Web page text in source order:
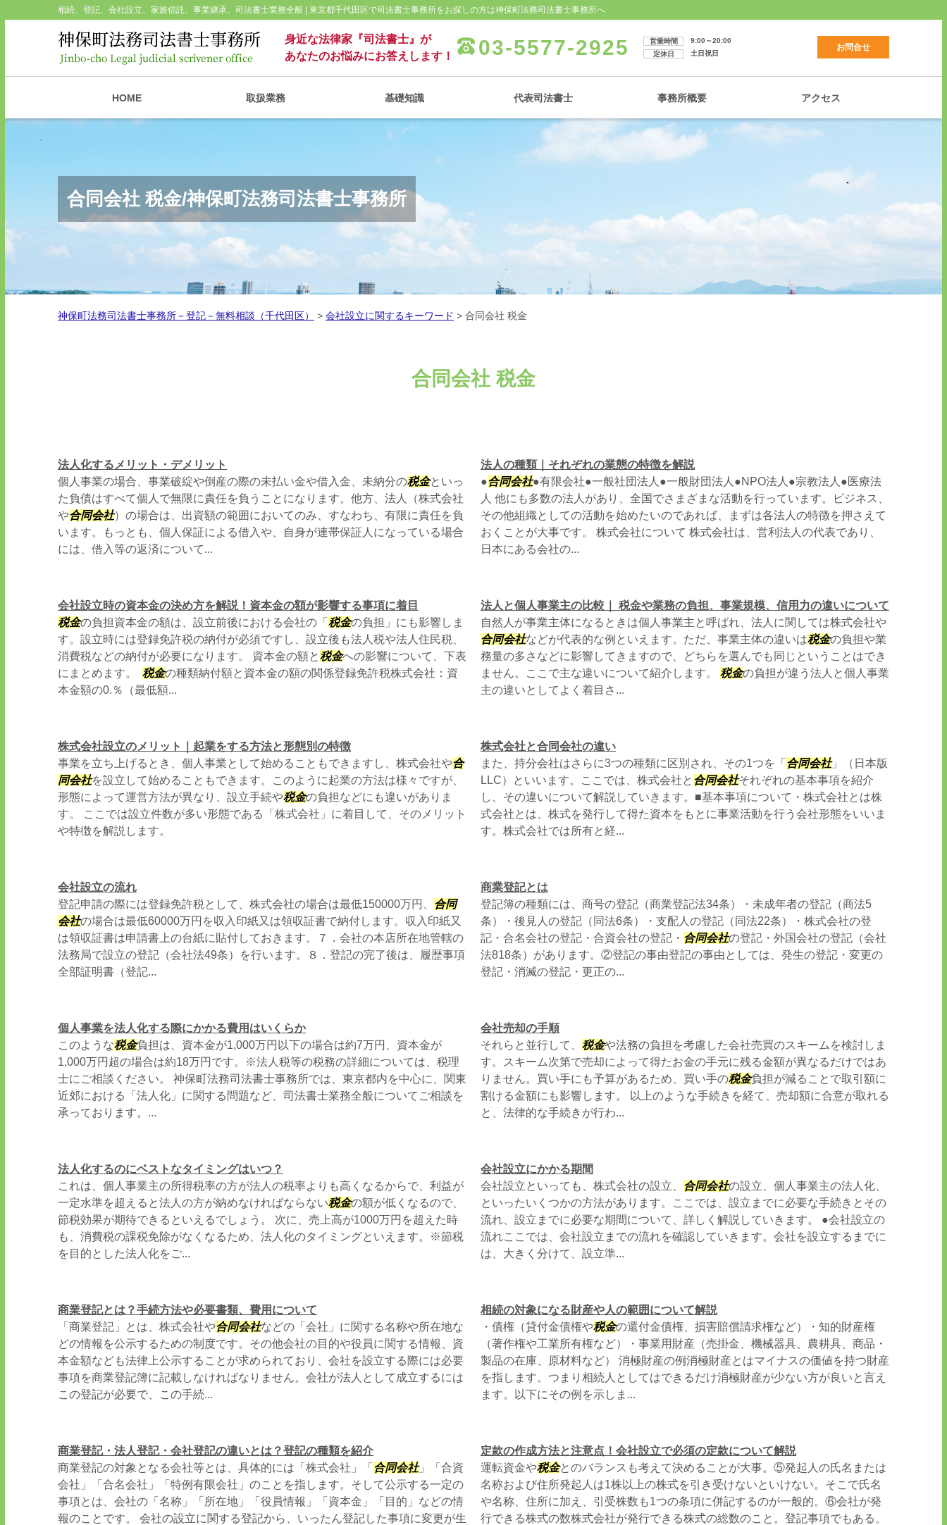
相続、登記、会社設立、家族信託、事業継承、司法書士業務全般 | 東京都千代田区で司法書士事務所をお探しの方は神保町法務司法書士事務所へ
身近な法律家『司法書士』が
あなたのお悩みにお答えします！
03-5577-2925 営業時間
9:00～20:00
定休日
土日祝日
お問合せ
HOME 取扱業務 基礎知識 代表司法書士 事務所概要 アクセス
合同会社 税金/神保町法務司法書士事務所
神保町法務司法書士事務所－登記－無料相談（千代田区） > 会社設立に関するキーワード > 合同会社 税金
合同会社 税金
法人化するメリット・デメリット
個人事業の場合、事業破綻や倒産の際の未払い金や借入金、未納分の税金といっ
た負債はすべて個人で無限に責任を負うことになります。他方、法人（株式会社
や合同会社）の場合は、出資額の範囲においてのみ、すなわち、有限に責任を負
います。もっとも、個人保証による借入や、自身が連帯保証人になっている場合
には、借入等の返済について...
法人の種類｜それぞれの業態の特徴を解説
●合同会社●有限会社●一般社団法人●一般財団法人●NPO法人●宗教法人●医療法
人 他にも多数の法人があり、全国でさまざまな活動を行っています。ビジネス、
その他組織としての活動を始めたいのであれば、まずは各法人の特徴を押さえて
おくことが大事です。 株式会社について 株式会社は、営利法人の代表であり、
日本にある会社の...
会社設立時の資本金の決め方を解説！資本金の額が影響する事項に着目
税金の負担資本金の額は、設立前後における会社の「 税金の負担」にも影響しま
す。設立時には登録免許税の納付が必須ですし、設立後も法人税や法人住民税、
消費税などの納付が必要になります。 資本金の額と税金への影響について、下表
にまとめます。 税金の種類納付額と資本金の額の関係登録免許税株式会社：資
本金額の0.％（最低額...
法人と個人事業主の比較｜ 税金や業務の負担、事業規模、信用力の違いについて
自然人が事業主体になるときは個人事業主と呼ばれ、法人に関しては株式会社や
合同会社などが代表的な例といえます。ただ、事業主体の違いは税金の負担や業
務量の多さなどに影響してきますので、どちらを選んでも同じということはでき
ません。ここで主な違いについて紹介します。 税金の負担が違う法人と個人事業
主の違いとしてよく着目さ...
株式会社設立のメリット｜起業をする方法と形態別の特徴
事業を立ち上げるとき、個人事業として始めることもできますし、株式会社や合
同会社を設立して始めることもできます。このように起業の方法は様々ですが、
形態によって運営方法が異なり、設立手続や税金の負担などにも違いがありま
す。 ここでは設立件数が多い形態である「株式会社」に着目して、そのメリット
や特徴を解説します。
株式会社と合同会社の違い
また、持分会社はさらに3つの種類に区別され、その1つを「 合同会社」（日本版
LLC）といいます。ここでは、株式会社と 合同会社それぞれの基本事項を紹介
し、その違いについて解説していきます。■基本事項について・株式会社とは株
式会社とは、株式を発行して得た資本をもとに事業活動を行う会社形態をいいま
す。株式会社では所有と経...
会社設立の流れ
登記申請の際には登録免許税として、株式会社の場合は最低150000万円、 合同
会社の場合は最低60000万円を収入印紙又は領収証書で納付します。収入印紙又
は領収証書は申請書上の台紙に貼付しておきます。７．会社の本店所在地管轄の
法務局で設立の登記（会社法49条）を行います。８．登記の完了後は、履歴事項
全部証明書（登記...
商業登記とは
登記簿の種類には、商号の登記（商業登記法34条）・未成年者の登記（商法5
条）・後見人の登記（同法6条）・支配人の登記（同法22条）・株式会社の登
記・合名会社の登記・合資会社の登記・ 合同会社の登記・外国会社の登記（会社
法818条）があります。②登記の事由登記の事由としては、発生の登記・変更の
登記・消滅の登記・更正の...
個人事業を法人化する際にかかる費用はいくらか
このような税金負担は、資本金が1,000万円以下の場合は約7万円、資本金が
1,000万円超の場合は約18万円です。※法人税等の税務の詳細については、税理
士にご相談ください。 神保町法務司法書士事務所では、東京都内を中心に、関東
近郊における「法人化」に関する問題など、司法書士業務全般についてご相談を
承っております。...
会社売却の手順
それらと並行して、 税金や法務の負担を考慮した会社売買のスキームを検討しま
す。スキーム次第で売却によって得たお金の手元に残る金額が異なるだけではあ
りません。買い手にも予算があるため、買い手の税金負担が減ることで取引額に
割ける金額にも影響します。 以上のような手続きを経て、売却額に合意が取れる
と、法律的な手続きが行わ...
法人化するのにベストなタイミングはいつ？
これは、個人事業主の所得税率の方が法人の税率よりも高くなるからで、利益が
一定水準を超えると法人の方が納めなければならない税金の額が低くなるので、
節税効果が期待できるといえるでしょう。 次に、売上高が1000万円を超えた時
も、消費税の課税免除がなくなるため、法人化のタイミングといえます。※節税
を目的とした法人化をご...
会社設立にかかる期間
会社設立といっても、株式会社の設立、 合同会社の設立、個人事業主の法人化、
といったいくつかの方法があります。ここでは、設立までに必要な手続きとその
流れ、設立までに必要な期間について、詳しく解説していきます。 ●会社設立の
流れここでは、会社設立までの流れを確認していきます。会社を設立するまでに
は、大きく分けて、設立準...
商業登記とは？手続方法や必要書類、費用について
「商業登記」とは、株式会社や合同会社などの「会社」に関する名称や所在地な
どの情報を公示するための制度です。その他会社の目的や役員に関する情報、資
本金額なども法律上公示することが求められており、会社を設立する際には必要
事項を商業登記簿に記載しなければなりません。会社が法人として成立するには
この登記が必要で、この手続...
相続の対象になる財産や人の範囲について解説
・債権（貸付金債権や税金の還付金債権、損害賠償請求権など）・知的財産権
（著作権や工業所有権など）・事業用財産（売掛金、機械器具、農耕具、商品・
製品の在庫、原材料など） 消極財産の例消極財産とはマイナスの価値を持つ財産
を指します。つまり相続人としてはできるだけ消極財産が少ない方が良いと言え
ます。以下にその例を示しま...
商業登記・法人登記・会社登記の違いとは？登記の種類を紹介
商業登記の対象となる会社等とは、具体的には「株式会社」「 合同会社」「合資
会社」「合名会社」「特例有限会社」のことを指します。そして公示する一定の
事項とは、会社の「名称」「所在地」「役員情報」「資本金」「目的」などの情
報のことです。 会社の設立に関する登記から、いったん登記した事項に変更が生
定款の作成方法と注意点！会社設立で必須の定款について解説
運転資金や税金とのバランスも考えて決めることが大事。⑤発起人の氏名または
名称および住所発起人は1株以上の株式を引き受けないといけない。そこで氏名
や名称、住所に加え、引受株数も1つの条項に併記するのが一般的。⑥会社が発
行できる株式の数株式会社が発行できる株式の総数のこと。登記事項でもある。